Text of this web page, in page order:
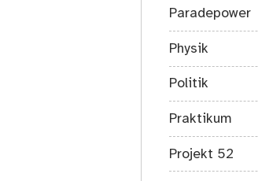
Paradepower
Physik
Politik
Praktikum
Projekt 52